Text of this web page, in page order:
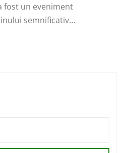
fost un eveniment
semnificativ…